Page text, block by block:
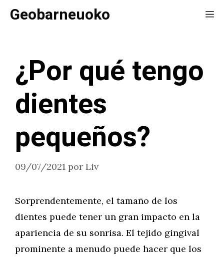
SaltarGeobarneuoko
¿Por qué tengo
dientes
pequeños?
09/07/2021 por Liv
Sorprendentemente, el tamaño de los
dientes puede tener un gran impacto en la
apariencia de su sonrisa. El tejido gingival
prominente a menudo puede hacer que los